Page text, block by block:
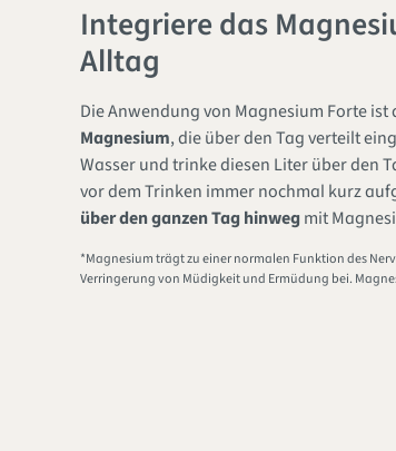
Integriere das
Alltag
Die Anwendung von Magnesium Forte
Magnesium, die über den Tag verteilt
Wasser und trinke diesen Liter über den
vor dem Trinken immer nochmal kurz
über den ganzen Tag hinwegmit
*Magnesium trägt zu einer normalen Funktion des
Verringerung von Müdigkeit und Ermüdung bei.